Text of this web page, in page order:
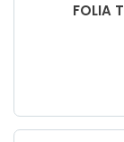
FOLIA